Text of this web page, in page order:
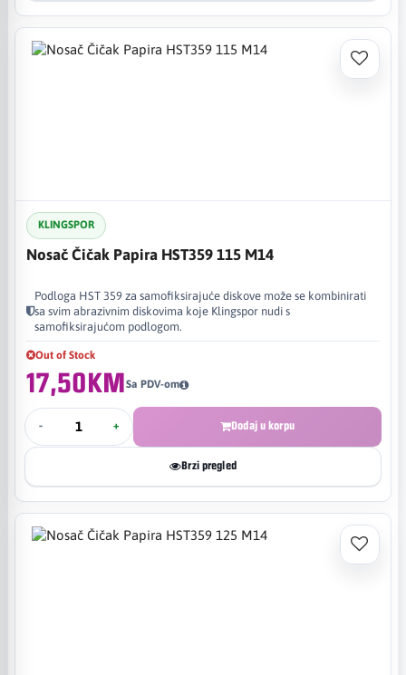
KLINGSPOR
Nosač Čičak Papira HST359 115 M14
Podloga HST 359 za samofiksirajuće diskove može se kombinirati
sa svim abrazivnim diskovima koje Klingspor nudi s
samofiksirajućom podlogom.
Out of Stock
17,50KMSa PDV-om
- + Dodaj u korpu
Brzi pregled